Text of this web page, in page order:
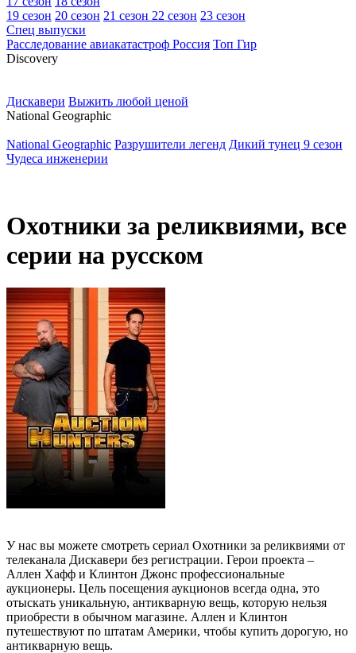
19 сезон 20 сезон 21 сезон 22 сезон 23 сезон
Спец выпуски
Расследование авиакатастроф Россия Топ Гир
Discovery
Дискавери Выжить любой ценой
National Geographic
National Geographic Разрушители легенд Дикий тунец 9 сезон
Чудеса инженерии
Охотники за реликвиями, все
серии на русском
У нас вы можете смотреть сериал Охотники за реликвиями от
телеканала Дискавери без регистрации. Герои проекта –
Аллен Хафф и Клинтон Джонс профессиональные
аукционеры. Цель посещения аукционов всегда одна, это
отыскать уникальную, антикварную вещь, которую нельзя
приобрести в обычном магазине. Аллен и Клинтон
путешествуют по штатам Америки, чтобы купить дорогую, но
антикварную вещь.